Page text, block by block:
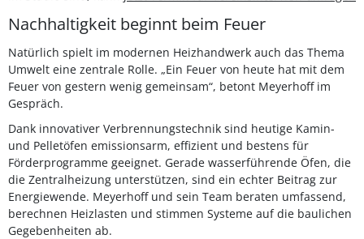
Nachhaltigkeit beginnt beim Feuer
Natürlich spielt im modernen Heizhandwerk auch das Thema
Umwelt eine zentrale Rolle. „Ein Feuer von heute hat mit dem
Feuer von gestern wenig gemeinsam“, betont Meyerhoff im
Gespräch.
Dank innovativer Verbrennungstechnik sind heutige Kamin-
und Pelletöfen emissionsarm, effizient und bestens für
Förderprogramme geeignet. Gerade wasserführende Öfen, die
die Zentralheizung unterstützen, sind ein echter Beitrag zur
Energiewende. Meyerhoff und sein Team beraten umfassend,
berechnen Heizlasten und stimmen Systeme auf die baulichen
Gegebenheiten ab.